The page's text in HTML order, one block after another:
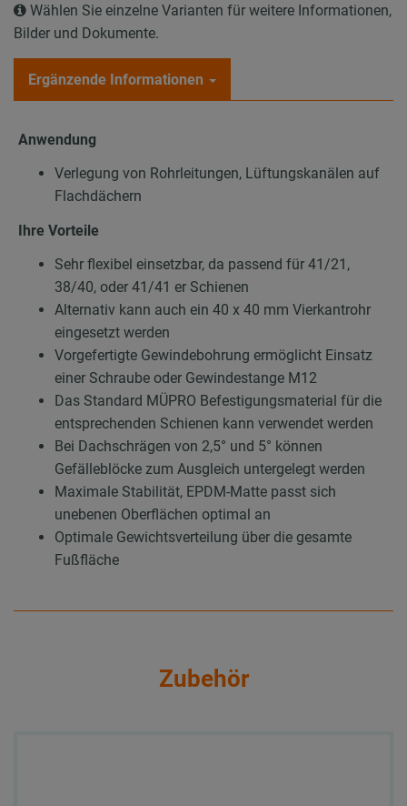
Wählen Sie einzelne Varianten für weitere Informationen,
Bilder und Dokumente.
Ergänzende Informationen
Anwendung
Verlegung von Rohrleitungen, Lüftungskanälen auf
Flachdächern
Ihre Vorteile
Sehr flexibel einsetzbar, da passend für 41/21,
38/40, oder 41/41 er Schienen
Alternativ kann auch ein 40 x 40 mm Vierkantrohr
eingesetzt werden
Vorgefertigte Gewindebohrung ermöglicht Einsatz
einer Schraube oder Gewindestange M12
Das Standard MÜPRO Befestigungsmaterial für die
entsprechenden Schienen kann verwendet werden
Bei Dachschrägen von 2,5° und 5° können
Gefälleblöcke zum Ausgleich untergelegt werden
Maximale Stabilität, EPDM-Matte passt sich
unebenen Oberflächen optimal an
Optimale Gewichtsverteilung über die gesamte
Fußfläche
Zubehör